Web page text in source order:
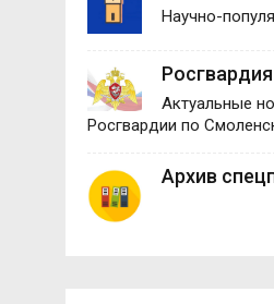
Научно-
Актуальные
Росгвардии по
Архив